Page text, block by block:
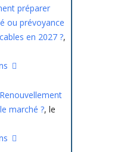
préparer
ou prévoyance
en 2027 ?,
marché ?, le